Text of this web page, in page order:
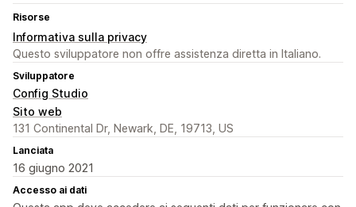
Risorse
Informativa sulla privacy
Questo sviluppatore non offre assistenza diretta in Italiano.
Sviluppatore
Config Studio
Sito web
131 Continental Dr, Newark, DE, 19713, US
Lanciata
16 giugno 2021
Accesso ai dati